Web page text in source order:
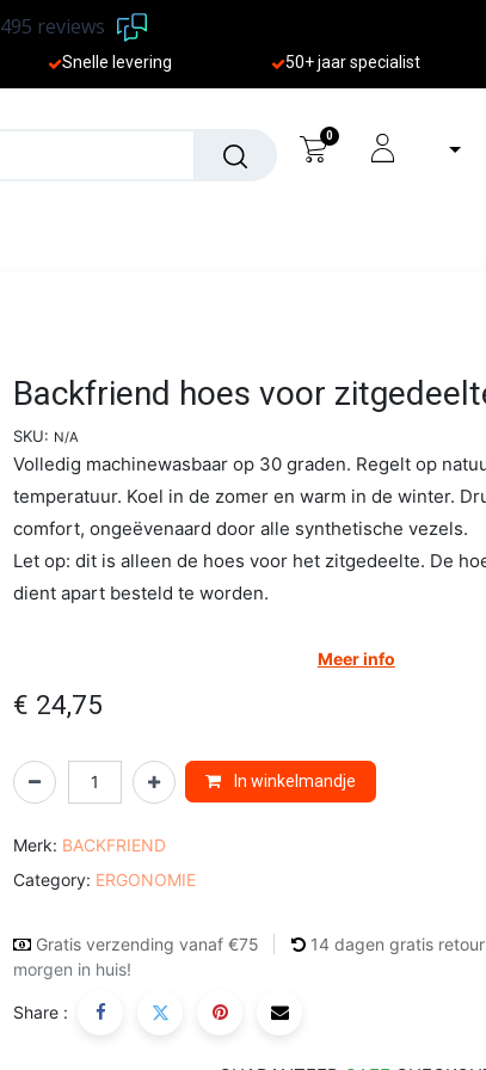
495 reviews
Sne lle levering 50+ jaar specialist
0
Backfriend hoes voor
SKU: N/A
Volledig machinewasbaar op 30 graden. Regelt op
temperatuur. Koel in de zomer en warm in de winter.
comfort, ongeëvenaard door alle synthetische vezels.
Let op: dit is alleen de hoes voor het zitgedeelte. De
dient apart besteld te worden.
Meer info
€ 24,75
In winkelmandje
Merk: BACKFRIEND
Category: ERGONOMIE
Gratis verzending vanaf €75 14 dagen gratis retour
morgen in huis!
Share :